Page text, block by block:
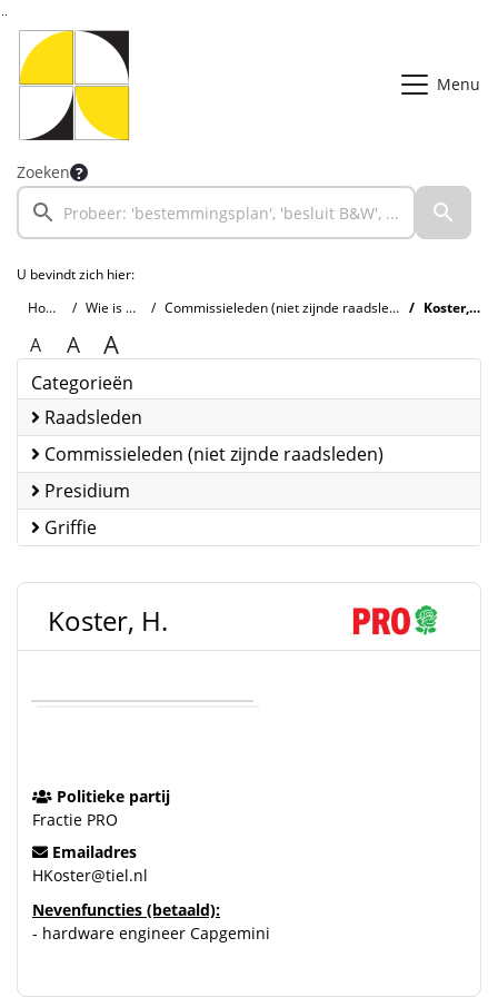
Menu
Zoeken
U bevindt zich hier:
Home
Wie is wie Commissieleden (niet zijnde raadsleden) Koster, H.
A A A
Categorieën
Raadsleden
Commissieleden (niet zijnde raadsleden)
Presidium
Griffie
Koster, H.
Politieke partij
Fractie PRO
Emailadres
HKoster@tiel.nl
Nevenfuncties (betaald):
- hardware engineer Capgemini